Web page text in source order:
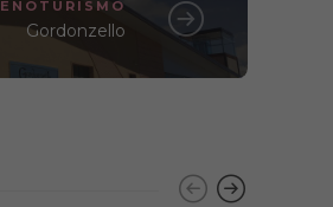
ENOTURISMO
Gordonzello